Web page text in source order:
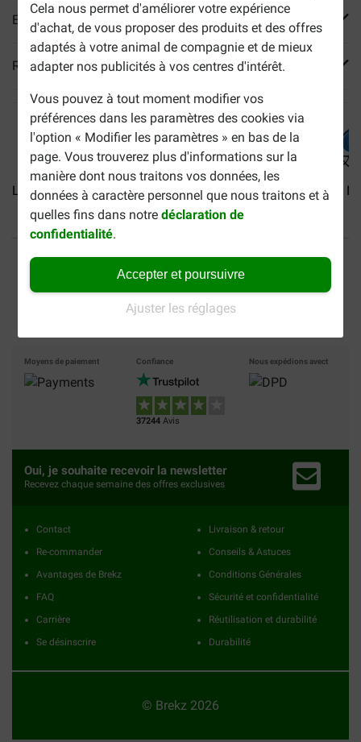
Cela nous permet d'améliorer votre expérience
d'achat, de vous proposer des produits et des offres
adaptés à votre animal de compagnie et de mieux
adapter nos publicités à vos centres d'intérêt.
Vous pouvez à tout moment modifier vos
préférences dans les paramètres des cookies via
l'option « Modifier les paramètres » en bas de la
page. Vous trouverez plus d'informations sur la
manière dont nous traitons vos données, les
données à caractère personnel que nous traitons et à
quelles fins dans notredéclaration de
confidentialité.
Accepter et poursuivre
Ajuster les réglages
En savoir plus
Reviews
Laisse Flexi Giant Neon L... Flexi Multibox Laisse Flexi
Moyens de paiement Confiance
37244 Avis
Nous expédions avect
Oui, je souhaite recevoir la newsletter
Recevez chaque semaine des offres exclusives
Contact
Re-commander
Avantages de Brekz
FAQ
Carrière
Se désinscrire
Livraison & retour
Conseils & Astuces
Conditions Générales
Sécurité et confidentialité
Réutilisation et durabilité
Durabilité
© Brekz 2026